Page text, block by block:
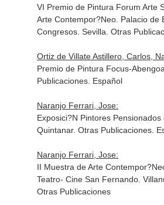
VI Premio de Pintura Forum Arte
Arte Contempor?Neo. Palacio de
Congresos. Sevilla. Otras
Ortiz de Villate Astillero, Carlos,
Premio de Pintura Focus-
Publicaciones. Español
Naranjo Ferrari, Jose:
Exposici?N Pintores
Quintanar. Otras Publicaciones.
Naranjo Ferrari, Jose:
II Muestra de Arte
Teatro- Cine San Fernando.
Otras Publicaciones